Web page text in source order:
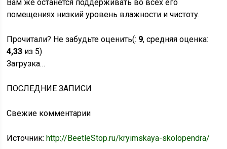
Вам же останется поддерживать во всех его
помещениях низкий уровень влажности и чистоту.
Прочитали? Не забудьте оценить(: 9, средняя оценка:
4,33 из 5)
Загрузка…
ПОСЛЕДНИЕ ЗАПИСИ
Свежие комментарии
Источник:http://BeetleStop.ru/kryimskaya-skolopendra/